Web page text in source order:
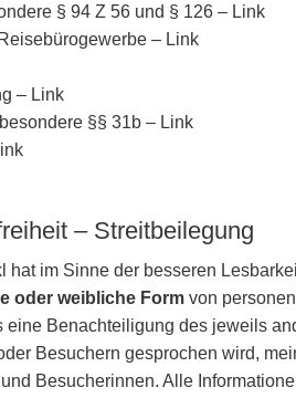
§ 94 Z 56 und § 126 – Link
– Link
– Link
§§ 31b – Link
– Streitbeilegung
hat im Sinne der besseren
oder weibliche Form von
Benachteiligung des jeweils
Besuchern gesprochen wird,
Besucherinnen. Alle